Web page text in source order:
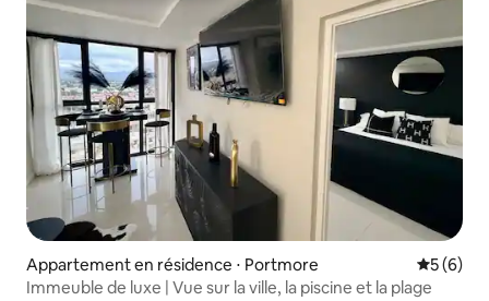
Appartement en résidence ⋅ Portmore
5 (6)
Immeuble de luxe | Vue sur la ville, la piscine et la plage